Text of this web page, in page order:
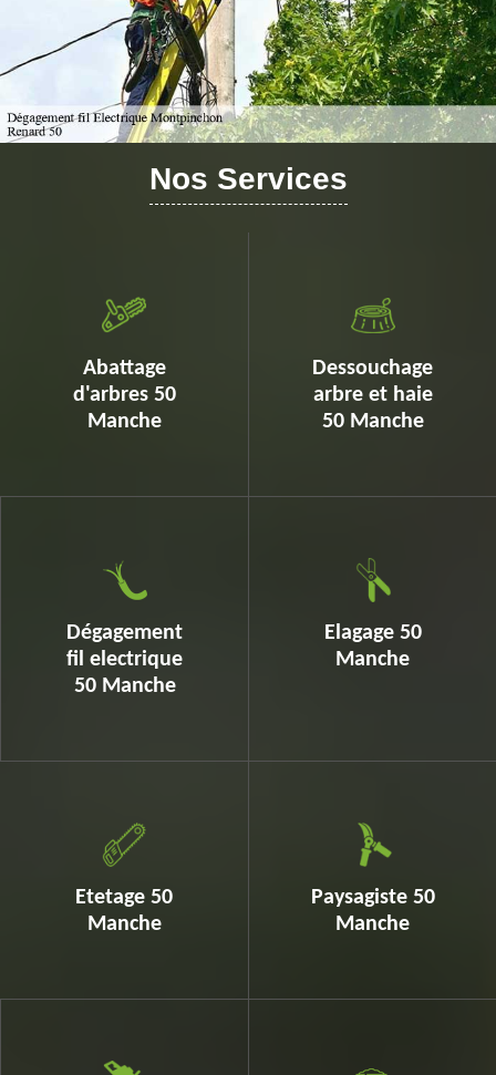
Nos Services
Abattage
d'arbres 50
Manche
Dessouchage
arbre et haie
50 Manche
Dégagement
fil electrique
50 Manche
Elagage 50
Manche
Etetage 50
Manche
Paysagiste 50
Manche